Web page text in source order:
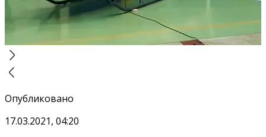
Опубликовано
17.03.2021, 04:20